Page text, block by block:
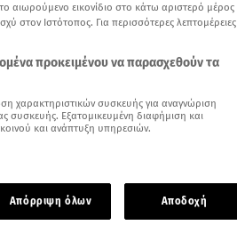
αιωρούμενο εικονίδιο στο κάτω αριστερό μέρος
στον Ιστότοπος. Για περισσότερες λεπτομέρειες
προκειμένου να παρασχεθούν τα
χαρακτηριστικών συσκευής για αναγνώριση
Εξατομικευμένη διαφήμιση και
και ανάπτυξη υπηρεσιών.
Απόρριψη όλων Αποδοχή